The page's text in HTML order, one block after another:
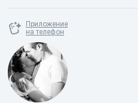
Приложение
на телефон